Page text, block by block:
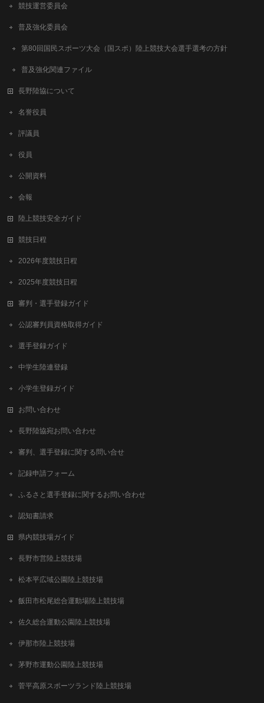
競技運営委員会
普及強化委員会
第80回国民スポーツ大会（国スポ）陸上競技大会選手選考の方針
普及強化関連ファイル
長野陸協について
名誉役員
評議員
役員
公開資料
会報
陸上競技安全ガイド
競技日程
2026年度競技日程
2025年度競技日程
審判・選手登録ガイド
公認審判員資格取得ガイド
選手登録ガイド
中学生陸連登録
小学生登録ガイド
お問い合わせ
長野陸協宛お問い合わせ
審判、選手登録に関する問い合せ
記録申請フォーム
ふるさと選手登録に関するお問い合わせ
認知書請求
県内競技場ガイド
長野市営陸上競技場
松本平広域公園陸上競技場
飯田市松尾総合運動場陸上競技場
佐久総合運動公園陸上競技場
伊那市陸上競技場
茅野市運動公園陸上競技場
菅平高原スポーツランド陸上競技場